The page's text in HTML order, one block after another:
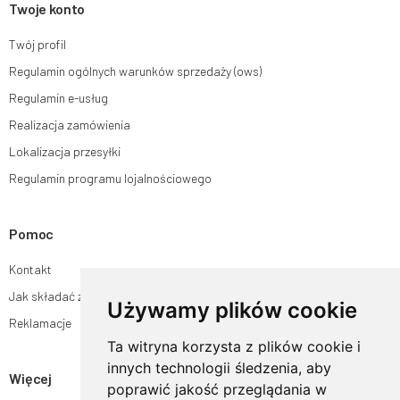
Używamy plików cookie
Ta witryna korzysta z plików cookie i
innych technologii śledzenia, aby
poprawić jakość przeglądania w
Twoje konto
Twój profil
Regulamin ogólnych warunków sprzedaży (ows)
Regulamin e-usług
Realizacja zamówienia
Lokalizacja przesyłki
Regulamin programu lojalnościowego
Pomoc
Kontakt
Jak składać zamówienia w sklepie ogrodyhildegardy.pl?
Reklamacje
Więcej